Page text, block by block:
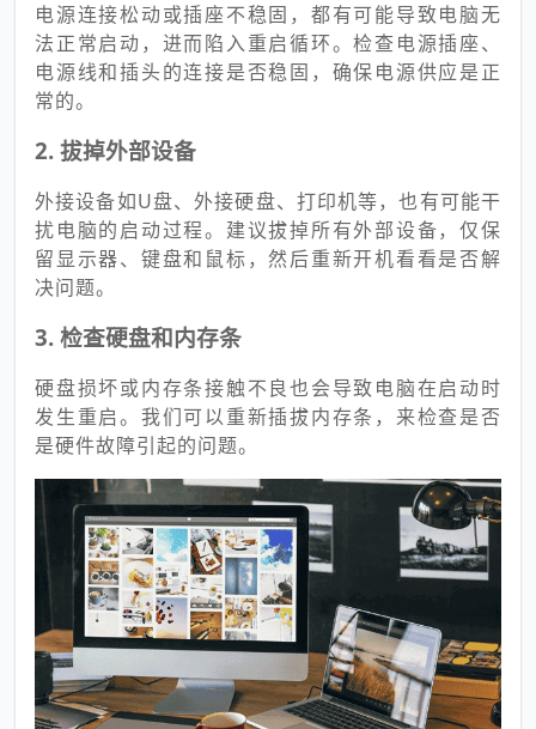
电源连接松动或插座不稳固，都有可能导致电脑无
法正常启动，进而陷入重启循环。检查电源插座、
电源线和插头的连接是否稳固，确保电源供应是正
常的。
2. 拔掉外部设备
外接设备如U盘、外接硬盘、打印机等，也有可能干
扰电脑的启动过程。建议拔掉所有外部设备，仅保
留显示器、键盘和鼠标，然后重新开机看看是否解
决问题。
3. 检查硬盘和内存条
硬盘损坏或内存条接触不良也会导致电脑在启动时
发生重启。我们可以重新插拔内存条，来检查是否
是硬件故障引起的问题。